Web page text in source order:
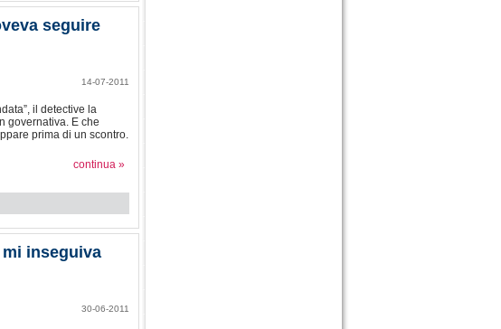
seguire
14-07-2011
il detective la
governativa. E che
prima di un scontro.
continua »
inseguiva
30-06-2011